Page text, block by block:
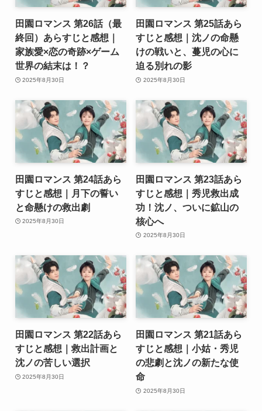
田園ロマンス 第26話（最
終回）あらすじと感想｜
家族愛×恋の奇跡×ゲーム
世界の結末は！？
2025年8月30日
田園ロマンス 第25話あら
すじと感想｜沈ノの命懸
けの戦いと、蔓児の心に
迫る別れの影
2025年8月30日
田園ロマンス 第24話あら
すじと感想｜月下の誓い
と命懸けの救出劇
2025年8月30日
田園ロマンス 第23話あら
すじと感想｜秀児救出成
功！沈ノ、ついに鉱山の
核心へ
2025年8月30日
田園ロマンス 第22話あら
すじと感想｜救出計画と
沈ノの苦しい選択
2025年8月30日
田園ロマンス 第21話あら
すじと感想｜小姑・秀児
の悲劇と沈ノの新たな使
命
2025年8月30日